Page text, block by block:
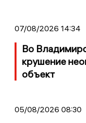
07/08/2026 14:34
Во
крушение
объект
05/08/2026 08:30